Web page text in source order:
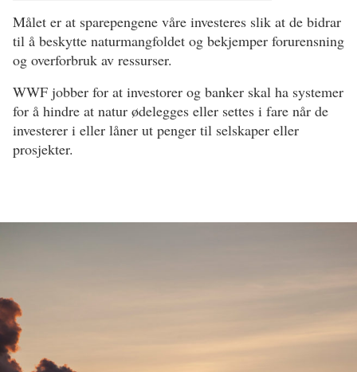
Målet er at sparepengene våre investeres slik at de bidrar
til å beskytte naturmangfoldet og bekjemper forurensning
og overforbruk av ressurser.
WWF jobber for at investorer og banker skal ha systemer
for å hindre at natur ødelegges eller settes i fare når de
investerer i eller låner ut penger til selskaper eller
prosjekter.